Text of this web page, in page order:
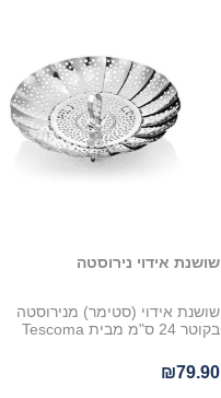
שושנת אידוי נירוסטה
שושנת אידוי (סטימר) מנירוסטה
בקוטר 24 ס"מ מבית Tescoma
₪79.90